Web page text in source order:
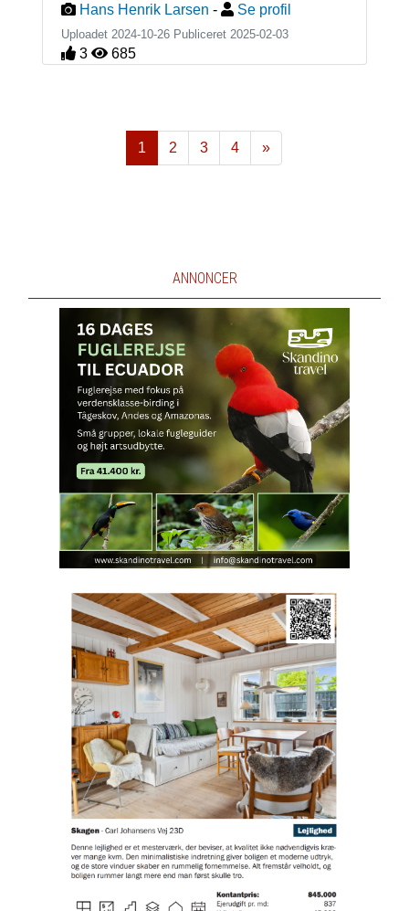
Hans Henrik Larsen - Se profil
Uploadet 2024-10-26 Publiceret 2025-02-03
3 685
1 2 3 4
»
Næste
ANNONCER